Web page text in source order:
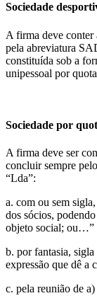
Sociedade
A firma deve conter
pela abreviatura
constituída sob a
unipessoal por
Sociedade por
A firma deve ser
concluir sempre
“Lda”:
a. com ou sem
dos sócios,
objeto social; ou…”
b. por fantasia,
expressão que dê a
c. pela reunião de